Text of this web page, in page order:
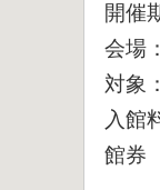
開催
会場
対象
入館
館券